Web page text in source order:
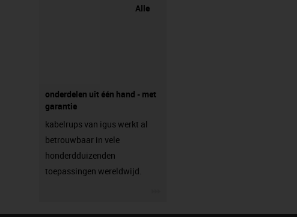
Alle
onderdelen uit één hand - met
garantie
kabelrups van igus werkt al
betrouwbaar in vele
honderdduizenden
toepassingen wereldwijd.